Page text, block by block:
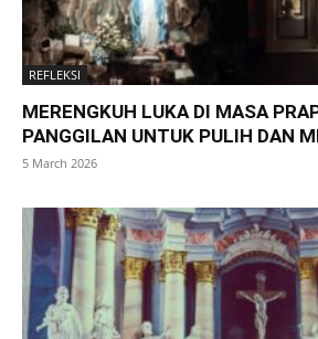
REFLEKSI
MERENGKUH LUKA DI MASA
PANGGILAN UNTUK PULIH DAN
5 March 2026